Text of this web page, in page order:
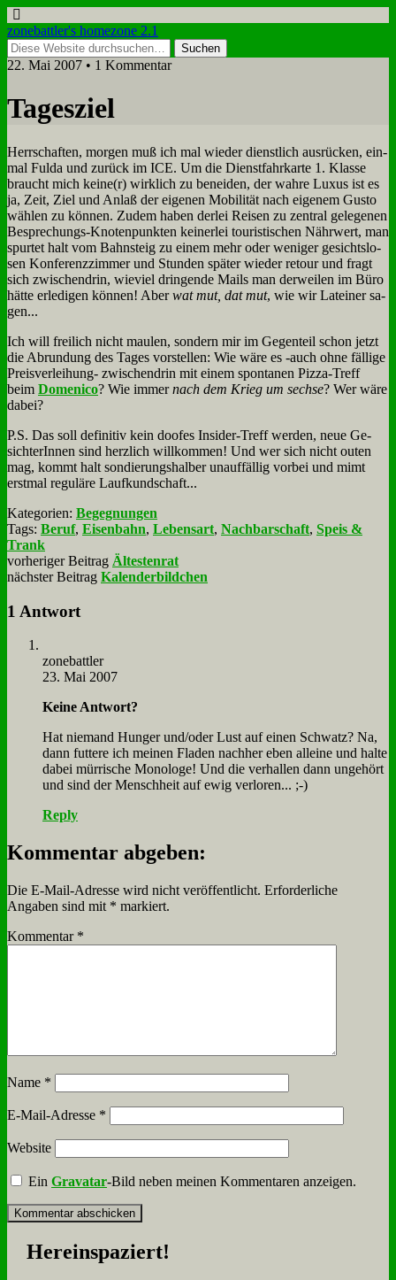
zonebattler's homezone 2.1
22. Mai 2007 • 1 Kommentar
Ta­ges­ziel
Herr­schaf­ten, mor­gen muß ich mal wie­der dienst­lich aus­rücken, ein­
mal Ful­da und zu­rück im ICE. Um die Dienst­fahr­kar­te 1. Klas­se
braucht mich keine(r) wirk­lich zu be­nei­den, der wah­re Lu­xus ist es
ja, Zeit, Ziel und An­laß der ei­ge­nen Mo­bi­li­tät nach ei­ge­nem Gu­sto
wäh­len zu kön­nen. Zu­dem ha­ben der­lei Rei­sen zu zen­tral ge­le­ge­nen
Be­spre­chungs-Kno­ten­punk­ten kei­ner­lei tou­ri­sti­schen Nähr­wert, man
spur­tet halt vom Bahn­steig zu ei­nem mehr oder we­ni­ger ge­sichts­lo­
sen Kon­fe­renz­zim­mer und Stun­den spä­ter wie­der re­tour und fragt
sich zwi­schen­drin, wie­viel drin­gen­de Mails man der­wei­len im Bü­ro
hät­te er­le­di­gen kön­nen! Aberwat mut, dat mut, wie wir La­tei­ner sa­
gen...
Ich will frei­lich nicht mau­len, son­dern mir im Ge­gen­teil schon jetzt
die Ab­run­dung des Ta­ges vor­stel­len: Wie wä­re es ‑auch oh­ne fäl­li­ge
Preis­ver­lei­hung- zwi­schen­drin mit ei­nem spon­ta­nen Piz­za-Treff
beim Do­me­ni­co? Wie im­mernach dem Krieg um sech­se? Wer wä­re
da­bei?
P.S. Das soll de­fi­ni­tiv kein doo­fes In­si­der-Treff wer­den, neue Ge­
sich­te­rIn­nen sind herz­lich will­kom­men! Und wer sich nicht outen
mag, kommt halt son­die­rungs­hal­ber un­auf­fäl­lig vor­bei und mimt
erst­mal re­gu­lä­re Lauf­kund­schaft...
Kategorien: Begegnungen
Tags: Beruf, Eisenbahn, Lebensart, Nachbarschaft, Speis &
Trank
vorheriger Beitrag Ältestenrat
nächster Beitrag Kalenderbildchen
1 Antwort
zone­batt­ler
23. Mai 2007
Kei­ne Ant­wort?
Hat nie­mand Hun­ger und/oder Lust auf ei­nen Schwatz? Na,
dann fut­te­re ich mei­nen Fla­den nach­her eben al­lei­ne und hal­te
da­bei mür­ri­sche Mo­no­lo­ge! Und die ver­hal­len dann un­ge­hört
und sind der Mensch­heit auf ewig ver­lo­ren... ;-)
Reply
Kommentar abgeben:
Die E-Mail-Adresse wird nicht veröffentlicht. Erforderliche
Angaben sind mit * markiert.
Kommentar *
Name *
E-Mail-Adresse *
Website
EinGravatar-Bild neben meinen Kommentaren anzeigen.
Her­ein­spa­ziert!